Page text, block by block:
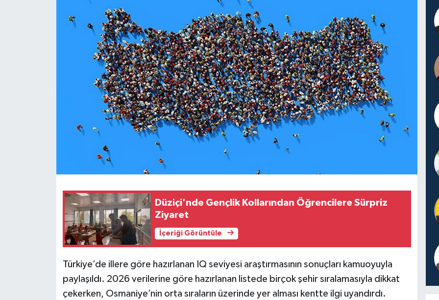
Düziçi'nde Gençlik Kollarından Öğrencilere Sürpriz
Ziyaret
İçeriği Görüntüle
Türkiye’de illere göre hazırlanan IQ seviyesi araştırmasının sonuçları kamuoyuyla
paylaşıldı. 2026 verilerine göre hazırlanan listede birçok şehir sıralamasıyla dikkat
çekerken, Osmaniye’nin orta sıraların üzerinde yer alması kentte ilgi uyandırdı.